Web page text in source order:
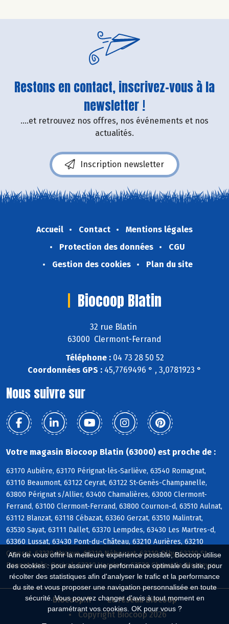
Afin de vous offrir la meilleure expérience possible, Biocoop utilise
des cookies : pour assurer une performance optimale du site, pour
récolter des statistiques afin d'analyser le trafic et la performance
du site et vous proposer une navigation personnalisée en toute
sécurité. Vous pouvez changer d'avis à tout moment en
paramétrant vos cookies. OK pour vous ?
Restons en contact, inscrivez-vous à la
newsletter !
....et retrouvez nos offres, nos événements et nos
actualités.
Inscription newsletter
Accueil Contact
Mentions légales
Protection des données
CGU
Gestion des cookies
Plan du site
Biocoop Blatin
32 rue Blatin
63000 Clermont-Ferrand
Téléphone :04 73 28 50 52
Coordonnées GPS : 45,7769496 ° , 3,0781923 °
Nous suivre sur
Votre magasin Biocoop Blatin (63000) est proche de :
63170 Aubière, 63170 Pérignat-lès-Sarliève, 63540 Romagnat,
63110 Beaumont, 63122 Ceyrat, 63122 St-Genès-Champanelle,
63800 Pérignat s/Allier, 63400 Chamalières, 63000 Clermont-
Ferrand, 63100 Clermont-Ferrand, 63800 Cournon-d, 63510 Aulnat,
63112 Blanzat, 63118 Cébazat, 63360 Gerzat, 63510 Malintrat,
63530 Sayat, 63111 Dallet, 63370 Lempdes, 63430 Les Martres-d,
63360 Lussat, 63430 Pont-du-Château, 63210 Aurières, 63210
Ceyssat, 63230 Mazaye, 63210 Nébouzat, 63210 Olby, 63210 St-
Bonnet-près-Orcival, 63210 Vernines, 63530 Chanat-la-Mouteyre
Biocoop.fr
Le réseau Biocoop
Copyright Biocoop 2026